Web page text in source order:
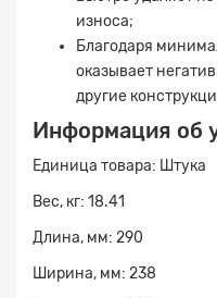
износа;
Благодаря
оказывает
другие
Информация об
Единица товара: Штука
Вес, кг: 18.41
Длина, мм: 290
Ширина, мм: 238
файл